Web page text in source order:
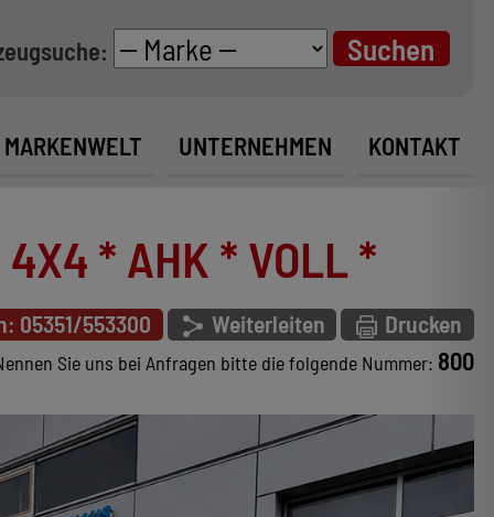
MARKENWELT UNTERNEHMEN KONTAKT
* AHK * VOLL *
05351/553300 Weiterleiten Drucken
Sie uns bei Anfragen bitte die folgende Nummer: 800